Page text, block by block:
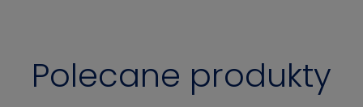
Polecane produkty